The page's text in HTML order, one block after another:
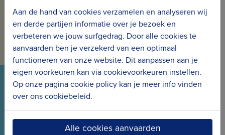
maandelijks nieuws en projecten in jouw mailbox.
Inschrijven voor de nieuwsbrief
VOLG ONS VIA ONZE SOCIALS
Wees meteen op de hoogte van het laatste nieuws
en de nieuwe projecten.
Aan de hand van cookies verzamelen en analyseren wij
en derde partijen informatie over je bezoek en
verbeteren we jouw surfgedrag. Door alle cookies te
aanvaarden ben je verzekerd van een optimaal
functioneren van onze website. Dit aanpassen aan je
eigen voorkeuren kan via cookievoorkeuren instellen.
Op onze pagina cookie policy kan je meer info vinden
over ons cookiebeleid.
Alle cookies aanvaarden